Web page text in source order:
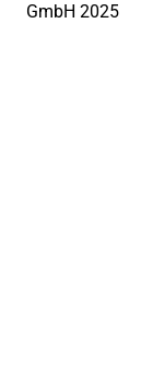
GmbH 2025